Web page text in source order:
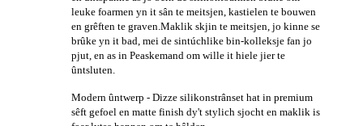
leuke foarmen yn it sân te meitsjen, kastielen te bouwen
en grêften te graven.Maklik skjin te meitsjen, jo kinne se
brûke yn it bad, mei de sintúchlike bin-kolleksje fan jo
pjut, en as in Peaskemand om wille it hiele jier te
ûntsluten.
Modern ûntwerp - Dizze silikonstrânset hat in premium
sêft gefoel en matte finish dy't stylich sjocht en maklik is